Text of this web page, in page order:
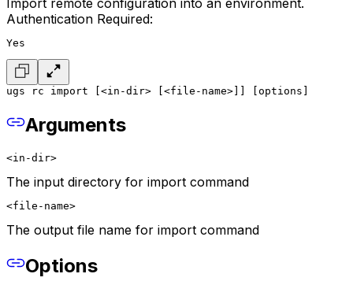
Import remote configuration into an environment.
Authentication Required:
Yes
ugs rc import [<in-dir> [<file-name>]] [options]
Arguments
<in-dir>
The input directory for import command
<file-name>
The output file name for import command
Options